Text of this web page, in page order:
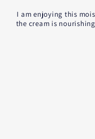
I am enjoying this
the cream is